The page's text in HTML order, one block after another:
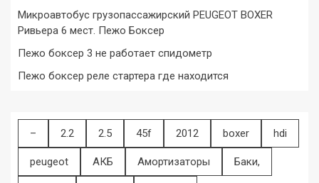
Микроавтобус грузопассажирский PEUGEOT BOXER
Ривьера 6 мест. Пежо Боксер
Пежо боксер 3 не работает спидометр
Пежо боксер реле стартера где находится
– 2.2 2.5 45f 2012 boxer hdi
peugeot АКБ Амортизаторы Баки,